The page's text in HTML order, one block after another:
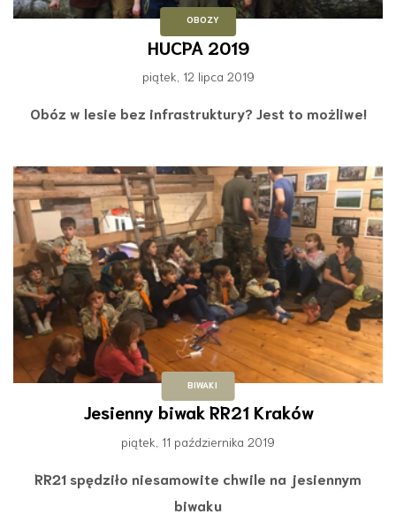
OBOZY
HUCPA 2019
piątek, 12 lipca 2019
Obóz w lesie bez infrastruktury? Jest to możliwe!
BIWAKI
Jesienny biwak RR21 Kraków
piątek, 11 października 2019
RR21 spędziło niesamowite chwile na jesiennym
biwaku